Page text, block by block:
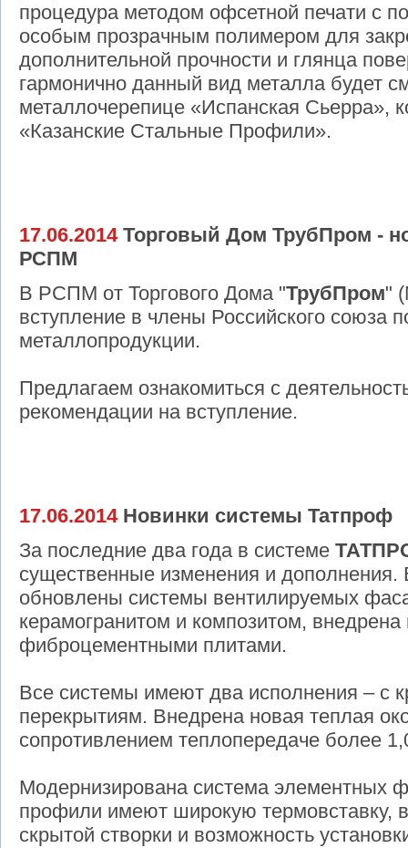
процедура методом офсетной печати с
особым прозрачным полимером для
дополнительной прочности и глянца
гармонично данный вид металла будет
металлочерепице «Испанская Сьерра»,
«Казанские Стальные Профили».
17.06.2014Торговый Дом ТрубПром -
РСПМ
В РСПМ от Торгового Дома "ТрубПром"
вступление в члены Российского союза
металлопродукции.
Предлагаем ознакомиться с
рекомендации на вступление.
17.06.2014Новинки системы Татпроф
За последние два года в системе
существенные изменения и дополнения.
обновлены системы вентилируемых
керамогранитом и композитом,
фиброцементными плитами.
Все системы имеют два исполнения – с
перекрытиям. Внедрена новая теплая
сопротивлением теплопередаче более
Модернизирована система
профили имеют широкую термовставку,
скрытой створки и возможность